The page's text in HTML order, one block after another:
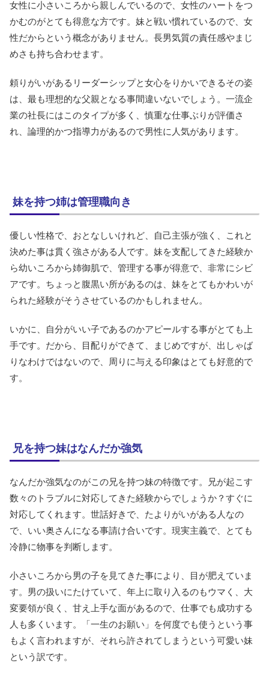
女性に小さいころから親しんでいるので、女性のハートをつ
かむのがとても得意な方です。妹と戦い慣れているので、女
性だからという概念がありません。長男気質の責任感やまじ
めさも持ち合わせます。
頼りがいがあるリーダーシップと女心をりかいできるその姿
は、最も理想的な父親となる事間違いないでしょう。一流企
業の社長にはこのタイプが多く、慎重な仕事ぶりが評価さ
れ、論理的かつ指導力があるので男性に人気があります。
妹を持つ姉は管理職向き
優しい性格で、おとなしいけれど、自己主張が強く、これと
決めた事は貫く強さがある人です。妹を支配してきた経験か
ら幼いころから姉御肌で、管理する事が得意で、非常にシビ
アです。ちょっと腹黒い所があるのは、妹をとてもかわいが
られた経験がそうさせているのかもしれません。
いかに、自分がいい子であるのかアピールする事がとても上
手です。だから、目配りができて、まじめですが、出しゃば
りなわけではないので、周りに与える印象はとても好意的で
す。
兄を持つ妹はなんだか強気
なんだか強気なのがこの兄を持つ妹の特徴です。兄が起こす
数々のトラブルに対応してきた経験からでしょうか？すぐに
対応してくれます。世話好きで、たよりがいがある人なの
で、いい奥さんになる事請け合いです。現実主義で、とても
冷静に物事を判断します。
小さいころから男の子を見てきた事により、目が肥えていま
す。男の扱いにたけていて、年上に取り入るのもウマく、大
変要領が良く、甘え上手な面があるので、仕事でも成功する
人も多くいます。「一生のお願い」を何度でも使うという事
もよく言われますが、それら許されてしまうという可愛い妹
という訳です。